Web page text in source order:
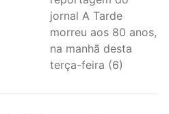
jornal A Tarde
morreu aos 80 anos,
na manhã desta
terça-feira (6)